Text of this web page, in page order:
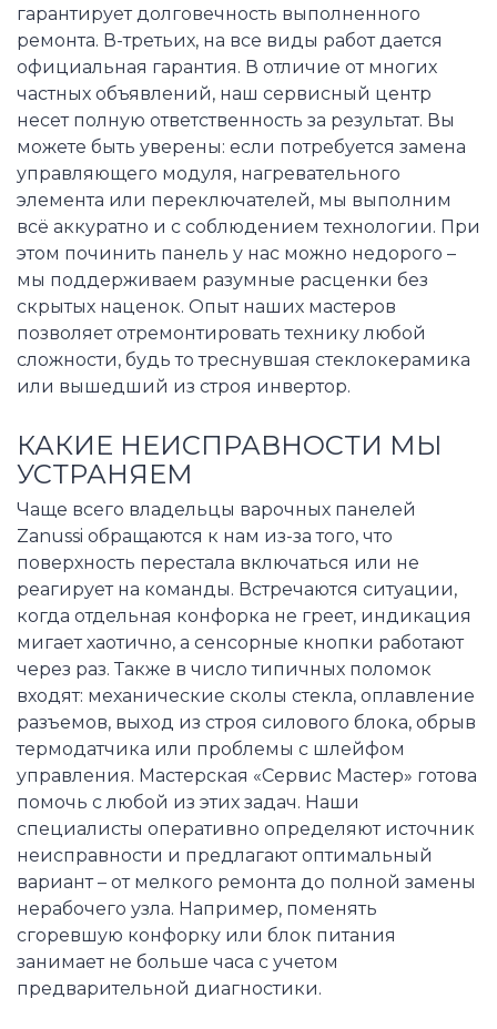
гарантирует долговечность выполненного
ремонта. В-третьих, на все виды работ дается
официальная гарантия. В отличие от многих
частных объявлений, наш сервисный центр
несет полную ответственность за результат. Вы
можете быть уверены: если потребуется замена
управляющего модуля, нагревательного
элемента или переключателей, мы выполним
всё аккуратно и с соблюдением технологии. При
этом починить панель у нас можно недорого –
мы поддерживаем разумные расценки без
скрытых наценок. Опыт наших мастеров
позволяет отремонтировать технику любой
сложности, будь то треснувшая стеклокерамика
или вышедший из строя инвертор.
КАКИЕ НЕИСПРАВНОСТИ МЫ
УСТРАНЯЕМ
Чаще всего владельцы варочных панелей
Zanussi обращаются к нам из-за того, что
поверхность перестала включаться или не
реагирует на команды. Встречаются ситуации,
когда отдельная конфорка не греет, индикация
мигает хаотично, а сенсорные кнопки работают
через раз. Также в число типичных поломок
входят: механические сколы стекла, оплавление
разъемов, выход из строя силового блока, обрыв
термодатчика или проблемы с шлейфом
управления. Мастерская «Сервис Мастер» готова
помочь с любой из этих задач. Наши
специалисты оперативно определяют источник
неисправности и предлагают оптимальный
вариант – от мелкого ремонта до полной замены
нерабочего узла. Например, поменять
сгоревшую конфорку или блок питания
занимает не больше часа с учетом
предварительной диагностики.